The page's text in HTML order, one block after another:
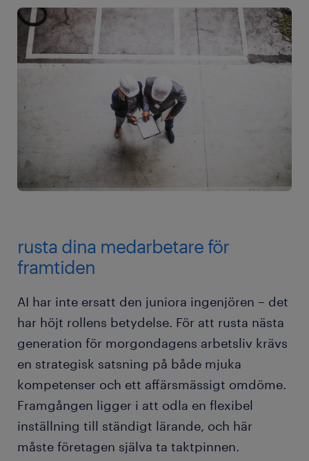
rusta dina medarbetare för
framtiden
AI har inte ersatt den juniora ingenjören – det
har höjt rollens betydelse. För att rusta nästa
generation för morgondagens arbetsliv krävs
en strategisk satsning på både mjuka
kompetenser och ett affärsmässigt omdöme.
Framgången ligger i att odla en flexibel
inställning till ständigt lärande, och här
måste företagen själva ta taktpinnen.